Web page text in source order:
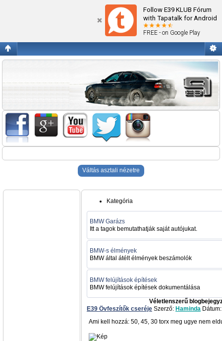
Follow E39 KLUB Fórum
with Tapatalk for Android
FREE - on Google Play
Váltás asztali nézetre
Kategória
BMW Garázs
Itt a tagok bemutathatják saját autójukat.
BMW-s élmények
BMW által átélt élmények beszámolók
BMW felújítások építések
BMW felújítások építések dokumentálása
Véletlenszerű
E39 Övfeszítők cseréje Szerző: Haminda
Ami kell hozzá: 50, 45, 30 torx meg ugye nem